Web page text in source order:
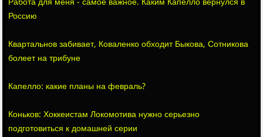
Россию
Квартальнов забивает, Коваленко обходит Быкова, Сотникова
болеет на трибуне
Капелло: какие планы на февраль?
Коньков: Хоккеистам Локомотива нужно серьезно
подготовиться к домашней серии